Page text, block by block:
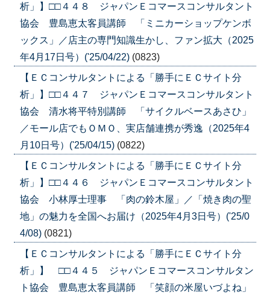
析」】□□４４８ ジャパンＥコマースコンサルタント
協会 豊島恵太客員講師 「ミニカーショップケンボ
ックス」／店主の専門知識生かし、ファン拡大（2025
年4月17日号）('25/04/22) (0823)
【ＥＣコンサルタントによる「勝手にＥＣサイト分
析」】□□４４７ ジャパンＥコマースコンサルタント
協会 清水将平特別講師 「サイクルベースあさひ」
／モール店でもＯＭＯ、実店舗連携が秀逸（2025年4
月10日号）('25/04/15) (0822)
【ＥＣコンサルタントによる「勝手にＥＣサイト分
析」】□□４４６ ジャパンＥコマースコンサルタント
協会 小林厚士理事 「肉の鈴木屋」／「焼き肉の聖
地」の魅力を全国へお届け（2025年4月3日号）('25/0
4/08) (0821)
【ＥＣコンサルタントによる「勝手にＥＣサイト分
析」】 □□４４５ ジャパンＥコマースコンサルタン
ト協会 豊島恵太客員講師 「笑顔の米屋いづよね」